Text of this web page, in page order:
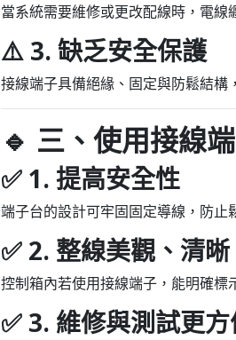
當系統需要維修或更改配線時，電線
⚠️ 3. 缺乏安全保護
接線端子具備絕緣、固定與防鬆結構
🔹 三、使用接線
✅ 1. 提高安全性
端子台的設計可牢固固定導線，防止
✅ 2. 整線美觀、清晰
控制箱內若使用接線端子，能明確標
✅ 3. 維修與測試更